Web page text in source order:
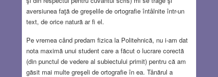
aversiunea faţă de greşelile de ortografie întâlnite într-un
text, de orice natură ar fi el.
Pe vremea când predam fizica la Politehnică, nu i-am dat
nota maximă unui student care a făcut o lucrare corectă
(din punctul de vedere al subiectului primit) pentru că am
găsit mai multe greşeli de ortografie în ea. Tânărul a